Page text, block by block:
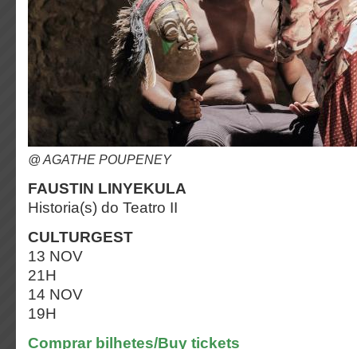
@ AGATHE POUPENEY
FAUSTIN LINYEKULA
Historia(s) do Teatro II
CULTURGEST
13 NOV
21H
14 NOV
19H
Comprar bilhetes/Buy tickets